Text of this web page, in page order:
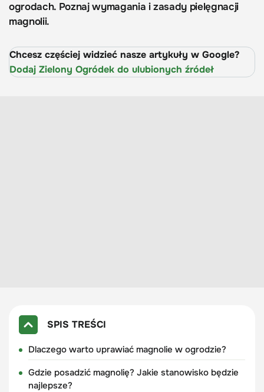
ogrodach. Poznaj wymagania i zasady pielęgnacji
magnolii.
Chcesz częściej widzieć nasze artykuły w Google?
Dodaj Zielony Ogródek do ulubionych źródeł
SPIS TREŚCI
Dlaczego warto uprawiać magnolie w ogrodzie?
Gdzie posadzić magnolię? Jakie stanowisko będzie
najlepsze?